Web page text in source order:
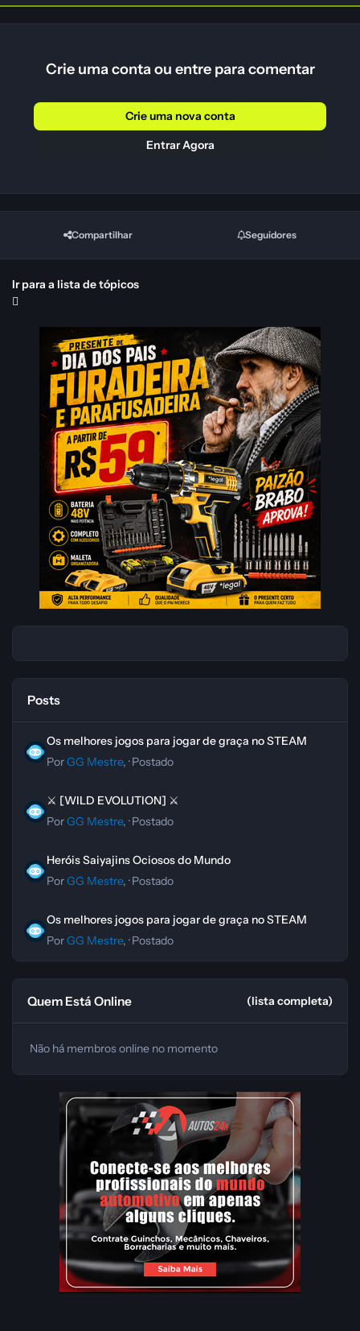
Crie uma conta ou entre para comentar
Crie uma nova conta
Entrar Agora
Compartilhar Seguidores
Ir para a lista de tópicos
Posts
Os melhores jogos para jogar de graça no STEAM
PorGG Mestre, ·Postado
⚔️ [WILD EVOLUTION] ⚔️
PorGG Mestre, ·Postado
Heróis Saiyajins Ociosos do Mundo
PorGG Mestre, ·Postado
Os melhores jogos para jogar de graça no STEAM
PorGG Mestre, ·Postado
Quem Está Online (lista completa)
Não há membros online no momento